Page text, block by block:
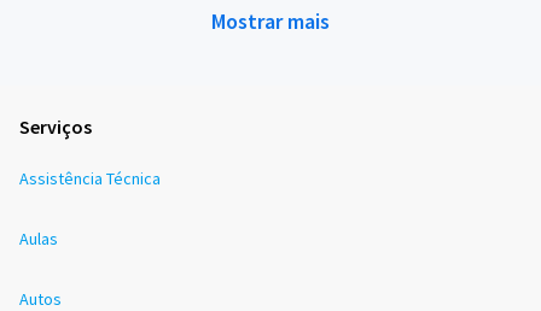
Mostrar mais
Serviços
Assistência Técnica
Aulas
Autos